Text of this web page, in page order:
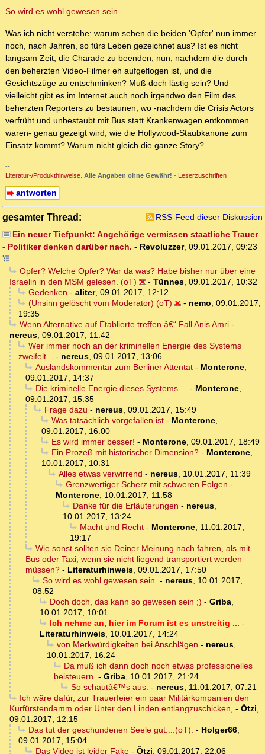
So wird es wohl gewesen sein.
Was ich nicht verstehe: warum sehen die beiden 'Opfer' nun immer
noch, nach Jahren, so fürs Leben gezeichnet aus? Ist es nicht
langsam Zeit, die Charade zu beenden, nun, nachdem die durch
den beherzten Video-Filmer eh aufgeflogen ist, und die
Gesichtszüge zu entschminken? Muß doch lästig sein? Und
vielleicht gibt es im Internet auch noch irgendwo den Film des
beherzten Reporters zu bestaunen, wo -nachdem die Crisis Actors
verfrüht und unbestaubt mit Bus statt Krankenwagen entkommen
waren- genau gezeigt wird, wie die Hollywood-Staubkanone zum
Einsatz kommt? Warum nicht gleich die ganze Story?
--
Literatur-/Produkthinweise. Alle Angaben ohne Gewähr! - Leserzuschriften
antworten
gesamter Thread:
RSS-Feed dieser Diskussion
Ein neuer Tiefpunkt: Angehörige vermissen staatliche Trauer
- Politiker denken darüber nach. - Revoluzzer, 09.01.2017, 09:23
Opfer? Welche Opfer? War da was? Habe bisher nur über eine
Israelin in den MSM gelesen. (oT)
- Tünnes, 09.01.2017, 10:32
Gedenken - aliter, 09.01.2017, 12:12
(Unsinn gelöscht vom Moderator) (oT)
- nemo, 09.01.2017,
19:35
Wenn Alternative auf Etablierte treffen â€“ Fall Anis Amri-
nereus, 09.01.2017, 11:42
Wer immer noch an der kriminellen Energie des Systems
zweifelt .. - nereus, 09.01.2017, 13:06
Auslandskommentar zum Berliner Attentat- Monterone,
09.01.2017, 14:37
Die kriminelle Energie dieses Systems ... - Monterone,
09.01.2017, 15:35
Frage dazu - nereus, 09.01.2017, 15:49
Was tatsächlich vorgefallen ist- Monterone,
09.01.2017, 16:00
Es wird immer besser! - Monterone, 09.01.2017, 18:49
Ein Prozeß mit historischer Dimension?- Monterone,
10.01.2017, 10:31
Alles etwas verwirrend - nereus, 10.01.2017, 11:39
Grenzwertiger Scherz mit schweren Folgen -
Monterone, 10.01.2017, 11:58
Danke für die Erläuterungen - nereus,
10.01.2017, 13:24
Macht und Recht- Monterone, 11.01.2017,
19:17
Wie sonst sollten sie Deiner Meinung nach fahren, als mit
Bus oder Taxi, wenn sie nicht liegend transportiert werden
müssen? - Literaturhinweis, 09.01.2017, 17:50
So wird es wohl gewesen sein. - nereus, 10.01.2017,
08:52
Doch doch, das kann so gewesen sein ;) - Griba,
10.01.2017, 10:01
Ich nehme an, hier im Forum ist es unstreitig ... -
Literaturhinweis, 10.01.2017, 14:24
von Merkwürdigkeiten bei Anschlägen - nereus,
10.01.2017, 16:24
Da muß ich dann doch noch etwas professionelles
beisteuern. - Griba, 10.01.2017, 21:24
So schautâ€™s aus. - nereus, 11.01.2017, 07:21
Ich wäre dafür, zur Trauerfeier ein paar Militärkompanien den
Kurfürstendamm oder Unter den Linden entlangzuschicken, - Ötzi,
09.01.2017, 12:15
Das tut der geschundenen Seele gut....(oT). - Holger66,
09.01.2017, 15:04
Das Video ist leider Fake- Ötzi, 09.01.2017, 22:06